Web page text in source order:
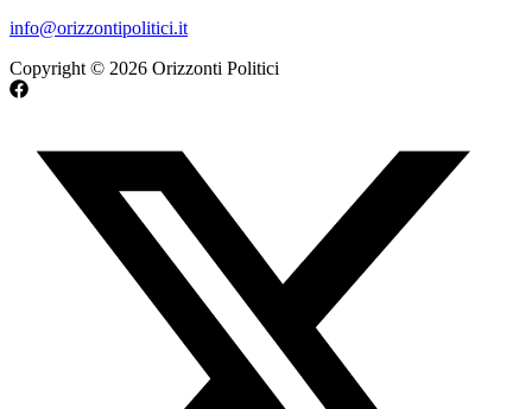
info@orizzontipolitici.it
Copyright © 2026 Orizzonti Politici